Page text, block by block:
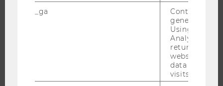
BEWERBUNG UND ZULASSUNG
_ga
Contains a
generated
Using this
Analytics can
returning
website and
data from
visits.